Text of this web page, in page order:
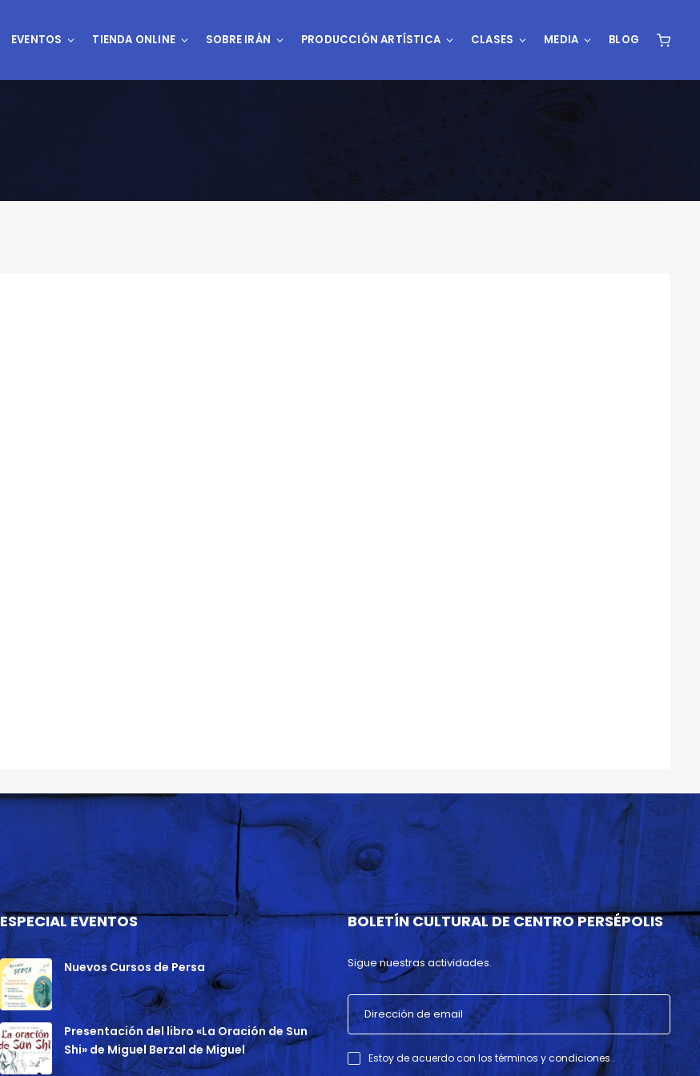
EVENTOS TIENDA ONLINE SOBRE IRÁN PRODUCCIÓN ARTÍSTICA CLASES MEDIA BLOG
ESPECIAL EVENTOS
Nuevos Cursos de Persa
Presentación del libro «La Oración de Sun
Shi» de Miguel Berzal de Miguel
BOLETÍN CULTURAL DE CENTRO PERSÉPOLIS
Sigue nuestras actividades.
Estoy de acuerdo con los términos y condiciones .